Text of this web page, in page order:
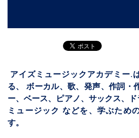
アイズミュージックアカデミー.
る、 ボーカル、歌、発声、作詞・
ー、ベース、ピアノ、サックス、
ミュージック などを、学ぶため
す。